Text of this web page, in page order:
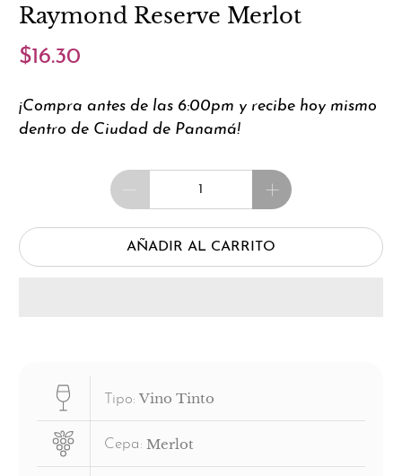
Raymond Reserve Merlot
$16.30
¡Compra antes de las 6:00pm y recibe hoy mismo
dentro de Ciudad de Panamá!
Cantidad
AÑADIR AL CARRITO
Tipo: Vino Tinto
Cepa: Merlot